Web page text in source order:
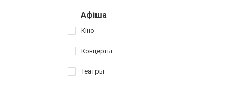
Афіша
Кіно
Концерты
Театры